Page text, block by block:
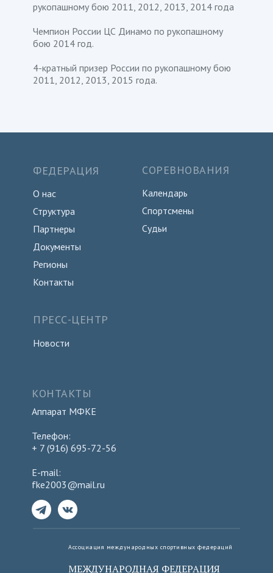
рукопашному бою 2011, 2012, 2013, 2014 года
Чемпион России ЦС Динамо по рукопашному
бою 2014 год.
4-кратный призер России по рукопашному бою
2011, 2012, 2013, 2015 года.
ФЕДЕРАЦИЯ
О нас
Структура
Партнеры
Документы
Регионы
СОРЕВНОВАНИЯ
Календарь
Спортсмены
Судьи
ПРЕСС-ЦЕНТР
Новости
КОНТАКТЫ
Аппарат МФКЕ
Телефон:
+ 7 (916) 695-72-56
E-mail:
fke2003@mail.ru
МЕЖДУНАРОДНАЯ ФЕДЕРАЦИЯ
Ассоциация международных спортивных федераций
Контакты